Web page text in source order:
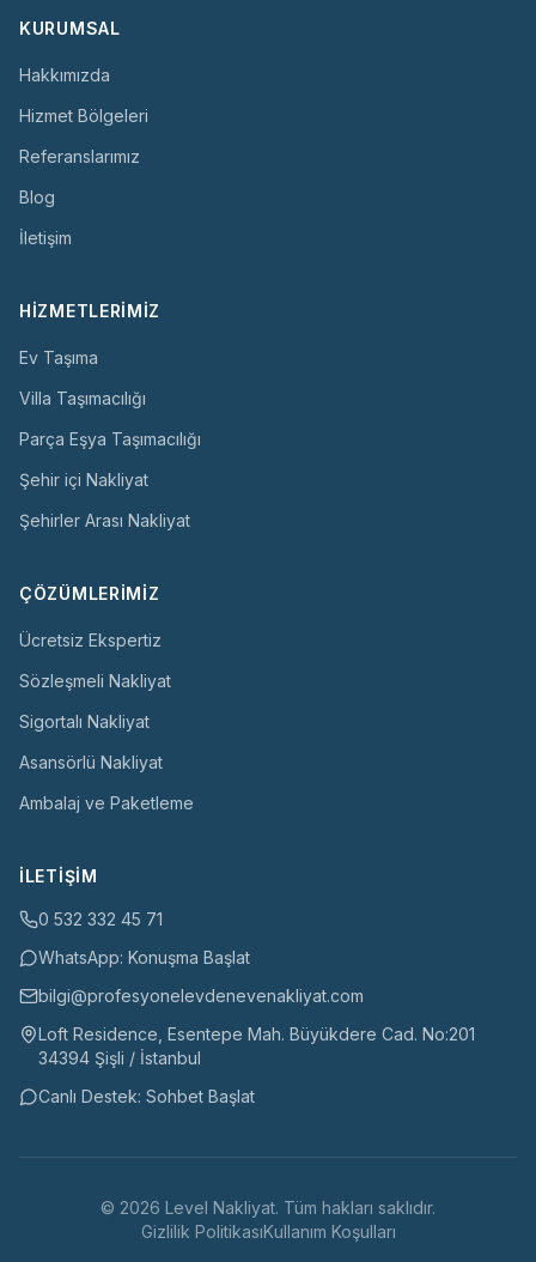
KURUMSAL
Hakkımızda
Hizmet Bölgeleri
Referanslarımız
Blog
İletişim
HIZMETLERIMIZ
Ev Taşıma
Villa Taşımacılığı
Parça Eşya Taşımacılığı
Şehir içi Nakliyat
Şehirler Arası Nakliyat
ÇÖZÜMLERIMIZ
Ücretsiz Ekspertiz
Sözleşmeli Nakliyat
Sigortalı Nakliyat
Asansörlü Nakliyat
Ambalaj ve Paketleme
İLETIŞIM
0 532 332 45 71
WhatsApp: Konuşma Başlat
bilgi@profesyonelevdenevenakliyat.com
Loft Residence, Esentepe Mah. Büyükdere Cad. No:201
34394 Şişli / İstanbul
Canlı Destek: Sohbet Başlat
© 2026 Level Nakliyat. Tüm hakları saklıdır.
Gizlilik PolitikasıKullanım Koşulları